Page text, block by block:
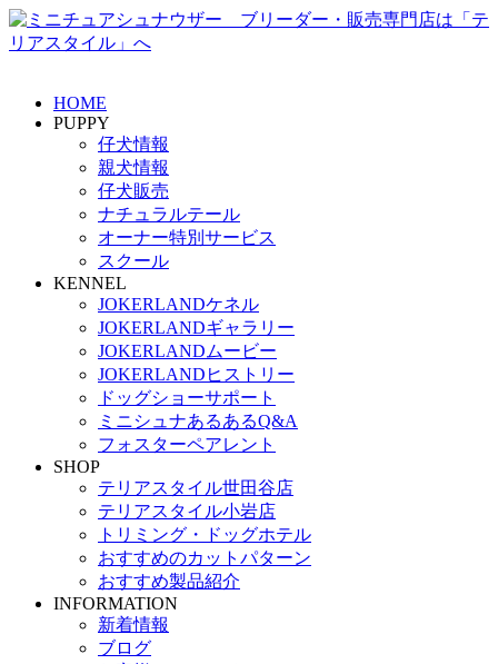
HOME
PUPPY
仔犬情報
親犬情報
仔犬販売
ナチュラルテール
オーナー特別サービス
スクール
KENNEL
JOKERLANDケネル
JOKERLANDギャラリー
JOKERLANDムービー
JOKERLANDヒストリー
ドッグショーサポート
ミニシュナあるあるQ&A
フォスターペアレント
SHOP
テリアスタイル世田谷店
テリアスタイル小岩店
トリミング・ドッグホテル
おすすめのカットパターン
おすすめ製品紹介
INFORMATION
新着情報
ブログ